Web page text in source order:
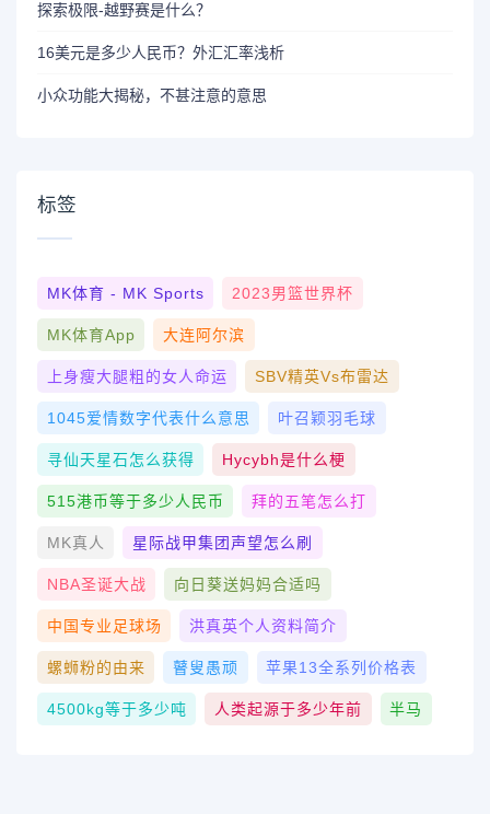
探索极限-越野赛是什么？
16美元是多少人民币？外汇汇率浅析
小众功能大揭秘，不甚注意的意思
标签
MK体育 - MK Sports 2023男篮世界杯
MK体育App 大连阿尔滨
上身瘦大腿粗的女人命运 SBV精英vs布雷达
1045爱情数字代表什么意思 叶召颖羽毛球
寻仙天星石怎么获得 Hycybh是什么梗
515港币等于多少人民币 拜的五笔怎么打
MK真人 星际战甲集团声望怎么刷
NBA圣诞大战 向日葵送妈妈合适吗
中国专业足球场 洪真英个人资料简介
螺蛳粉的由来 瞽叟愚顽 苹果13全系列价格表
4500kg等于多少吨 人类起源于多少年前 半马